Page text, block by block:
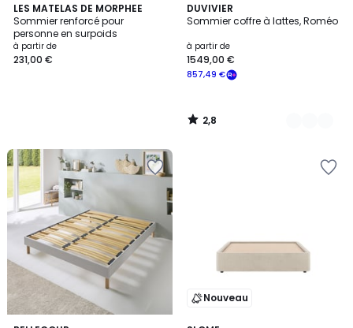
LES MATELAS DE MORPHEE
Sommier renforcé pour
personne en surpoids
à partir de
231,00 €
DUVIVIER
Sommier coffre à lattes, Roméo
à partir de
857,49 €
1549,00 €
2,8
/ 5
2
Couleurs
2,8
/
Nouveau